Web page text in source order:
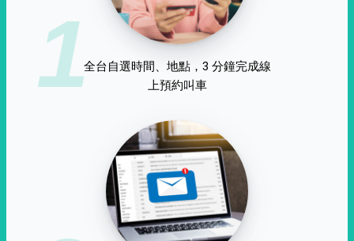
1全台自選時間、地點，3 分鐘完成線
上預約叫車